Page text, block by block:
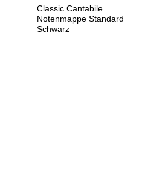
Classic Cantabile
Notenmappe Standard
Schwarz